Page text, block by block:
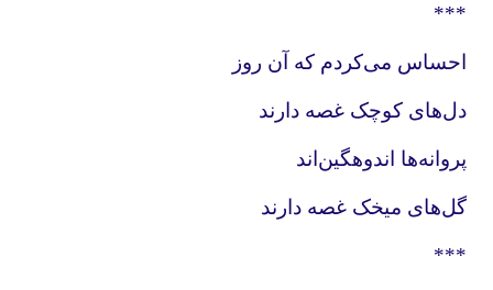
***
احساس می‌کردم که آن روز
دل‌های کوچک غصه دارند
پروانه‌ها اندوهگین‌اند
گل‌های میخک غصه دارند
***